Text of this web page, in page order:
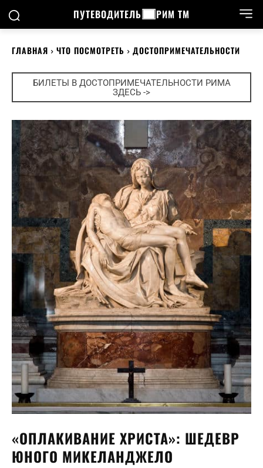
ПУТЕВОДИТЕЛЬ РИМ ТМ
ГЛАВНАЯ ЧТО ПОСМОТРЕТЬ ДОСТОПРИМЕЧАТЕЛЬНОСТИ
БИЛЕТЫ В ДОСТОПРИМЕЧАТЕЛЬНОСТИ РИМА
ЗДЕСЬ ->
«ОПЛАКИВАНИЕ ХРИСТА»: ШЕДЕВР
ЮНОГО МИКЕЛАНДЖЕЛО